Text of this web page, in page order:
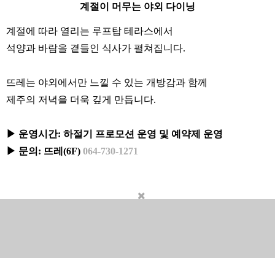
계절이 머무는 야외 다이닝
계절에 따라 열리는 루프탑 테라스에서
석양과 바람을 곁들인 식사가 펼쳐집니다.
뜨레는 야외에서만 느낄 수 있는 개방감과 함께
제주의 저녁을 더욱 깊게 만듭니다.
▶ 운영시간: 하절기 프로모션 운영 및 예약제 운영
▶ 문의: 뜨레(6F) 064-730-1271